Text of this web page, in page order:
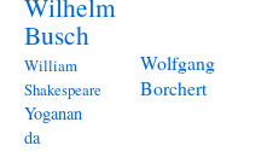
Busch
William
Shakespeare
Wolfgang
Borchert
Yoganan
da